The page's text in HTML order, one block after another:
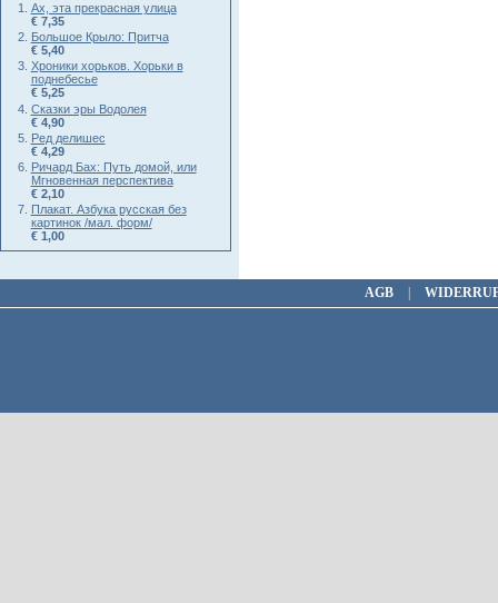
Ах, эта прекрасная улица
€ 7,35
Большое Крыло: Притча
€ 5,40
Хроники хорьков. Хорьки в
поднебесье
€ 5,25
Сказки эры Водолея
€ 4,90
Ред делишес
€ 4,29
Ричард Бах: Путь домой, или
Мгновенная перспектива
€ 2,10
Плакат. Азбука русская без
картинок /мал. форм/
€ 1,00
AGB